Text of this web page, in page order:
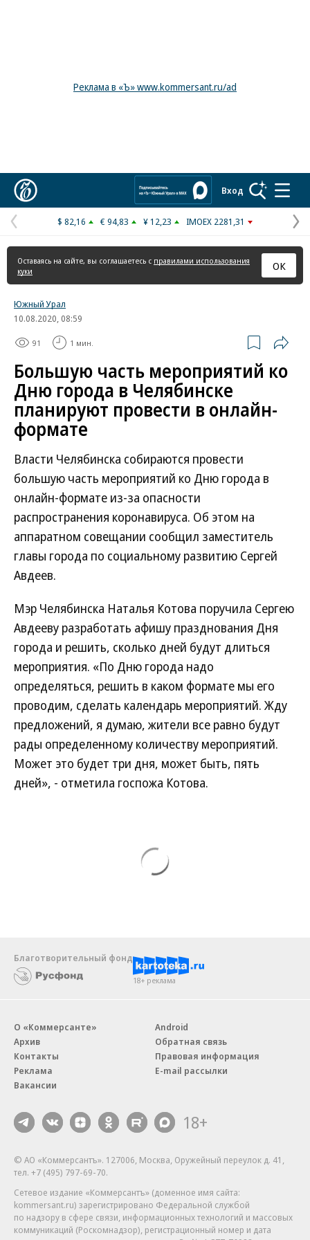
Реклама в «Ъ» www.kommersant.ru/ad
Вход
Предыдущая
страница
$ 82,16 € 94,83 ¥ 12,23 IMOEX 2281,31
Оставаясь на сайте, вы соглашаетесь с правилами использования
куки
ОК
Южный Урал
10.08.2020, 08:59
91 1 мин.
Большую часть мероприятий ко
Дню города в Челябинске
планируют провести в онлайн-
формате
Власти Челябинска собираются провести
большую часть мероприятий ко Дню города в
онлайн-формате из-за опасности
распространения коронавируса. Об этом на
аппаратном совещании сообщил заместитель
главы города по социальному развитию Сергей
Авдеев.
Мэр Челябинска Наталья Котова поручила Сергею
Авдееву разработать афишу празднования Дня
города и решить, сколько дней будут длиться
мероприятия. «По Дню города надо
определяться, решить в каком формате мы его
проводим, сделать календарь мероприятий. Жду
предложений, я думаю, жители все равно будут
рады определенному количеству мероприятий.
Может это будет три дня, может быть, пять
дней», - отметила госпожа Котова.
Благотворительный фонд
18+ реклама
О «Коммерсанте»
Архив
Контакты
Реклама
Вакансии
Android
Обратная связь
Правовая информация
E-mail рассылки
18+
© АО «Коммерсантъ». 127006, Москва, Оружейный переулок д. 41,
тел. +7 (495) 797-69-70.
Сетевое издание «Коммерсантъ» (доменное имя сайта:
kommersant.ru) зарегистрировано Федеральной службой
по надзору в сфере связи, информационных технологий и массовых
коммуникаций (Роскомнадзор), регистрационный номер и дата